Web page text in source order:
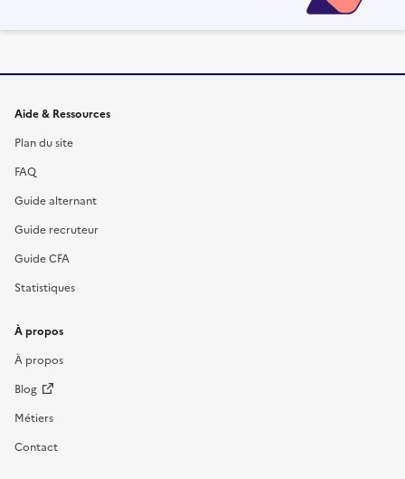
Informations et liens du site
Aide & Ressources
Plan du site
FAQ
Guide alternant
Guide recruteur
Guide CFA
Statistiques
À propos
À propos
Blog
Métiers
Contact